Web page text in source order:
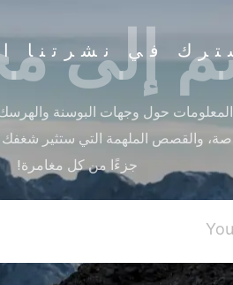
في نشرتنا
إلى
حول وجهات البوسنة والهرسك
والقصص الملهمة التي ستثير
جزءًا من كل مغامرة!